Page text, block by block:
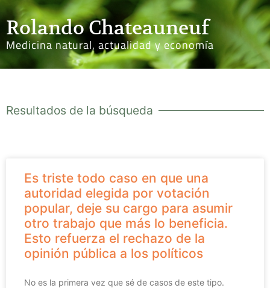
Rolando Chateauneuf
Medicina natural, actualidad y economía
Resultados de la búsqueda
Es triste todo caso en que una
autoridad elegida por votación
popular, deje su cargo para asumir
otro trabajo que más lo beneficia.
Esto refuerza el rechazo de la
opinión pública a los políticos
No es la primera vez que sé de casos de este tipo.